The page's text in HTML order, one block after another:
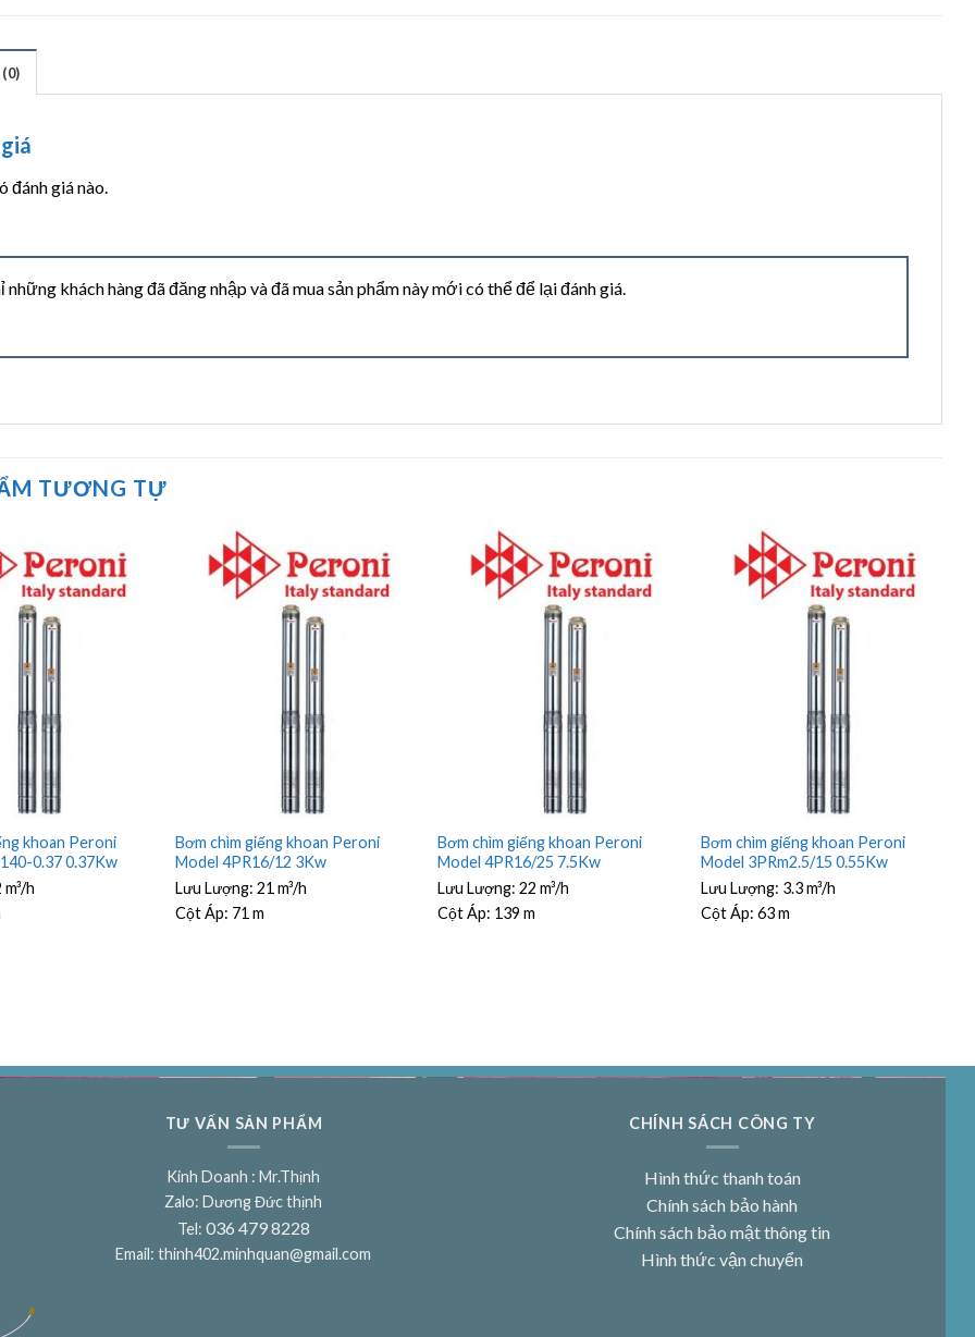
đánh giá nào.
những khách hàng đã đăng nhập và đã mua sản phẩm này mới có thể để lại đánh giá.
TƯƠNG TỰ
khoan Peroni
0.37 0.37Kw
m³/h
Bơm chìm giếng khoan Peroni
Model 4PR16/12 3Kw
Lưu Lượng: 21 m³/h
Cột Áp: 71 m
Bơm chìm giếng khoan Peroni
Model 4PR16/25 7.5Kw
Lưu Lượng:22 m³/h
Cột Áp: 139 m
Bơm chìm giếng khoan Peroni
Model 3PRm2.5/15 0.55Kw
Lưu Lượng: 3.3 m³/h
Cột Áp:63 m
TƯ VẤN SẢN PHẨM
Kinh Doanh : Mr.Thịnh
Zalo: Dương Đức thịnh
Tel: 036 479 8228
Email:thinh402.minhquan@gmail.com
CHÍNH SÁCH CÔNG TY
Hình thức thanh toán
Chính sách bảo hành
Chính sách bảo mật thông tin
Hình thức vận chuyển